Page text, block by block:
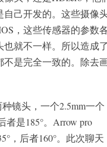
己开发的。这些摄像
，这些传感器的参数
就不一样。所以造成了
是完全一致的。除去
镜头，一个2.5mm一个
者是185°。Arrow pro
，后者160°。此次聊天